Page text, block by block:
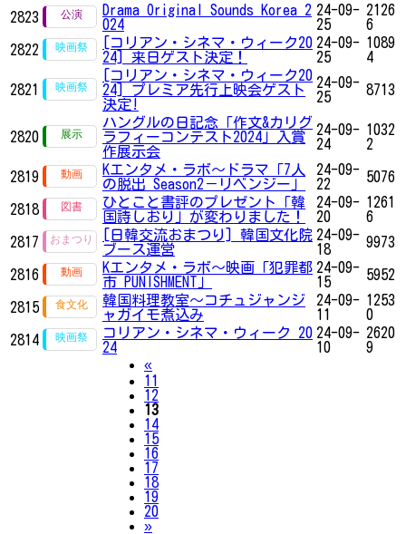
2823
Drama Original Sounds Korea 2
024
24-09-
25
2126
6
2822
[コリアン・シネマ・ウィーク20
24] 来日ゲスト決定！
24-09-
25
1089
4
2821
[コリアン・シネマ・ウィーク20
24] プレミア先行上映会ゲスト
決定!
24-09-
25
8713
2820
ハングルの日記念「作文&カリグ
ラフィーコンテスト2024」入賞
作展示会
24-09-
24
1032
2
2819
Kエンタメ・ラボ～ドラマ「7人
の脱出 Season2－リベンジー」
24-09-
22
5076
2818
ひとこと書評のプレゼント「韓
国詩しおり」が変わりました！
24-09-
20
1261
6
2817
[日韓交流おまつり] 韓国文化院
ブース運営
24-09-
18
9973
2816
Kエンタメ・ラボ～映画「犯罪都
市 PUNISHMENT」
24-09-
15
5952
2815
韓国料理教室～コチュジャンジ
ャガイモ煮込み
24-09-
11
1253
0
2814
コリアン・シネマ・ウィーク 20
24
24-09-
10
2620
9
«Previous
11
12
13
14
15
16
17
18
19
20
»Next